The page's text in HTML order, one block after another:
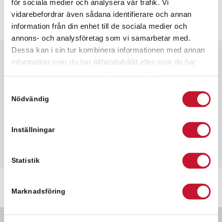
för sociala medier och analysera vår trafik. Vi
vidarebefordrar även sådana identifierare och annan
information från din enhet till de sociala medier och
annons- och analysföretag som vi samarbetar med.
Dessa kan i sin tur kombinera informationen med annan
information som du har tillhandahållit eller som de har
Nödvändig
Inställningar
Statistik
Marknadsföring
Snabbfakta
✓ Kontorslokal